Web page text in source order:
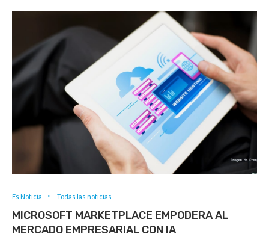
Es Noticia Todas las noticias
MICROSOFT MARKETPLACE EMPODERA AL
MERCADO EMPRESARIAL CON IA